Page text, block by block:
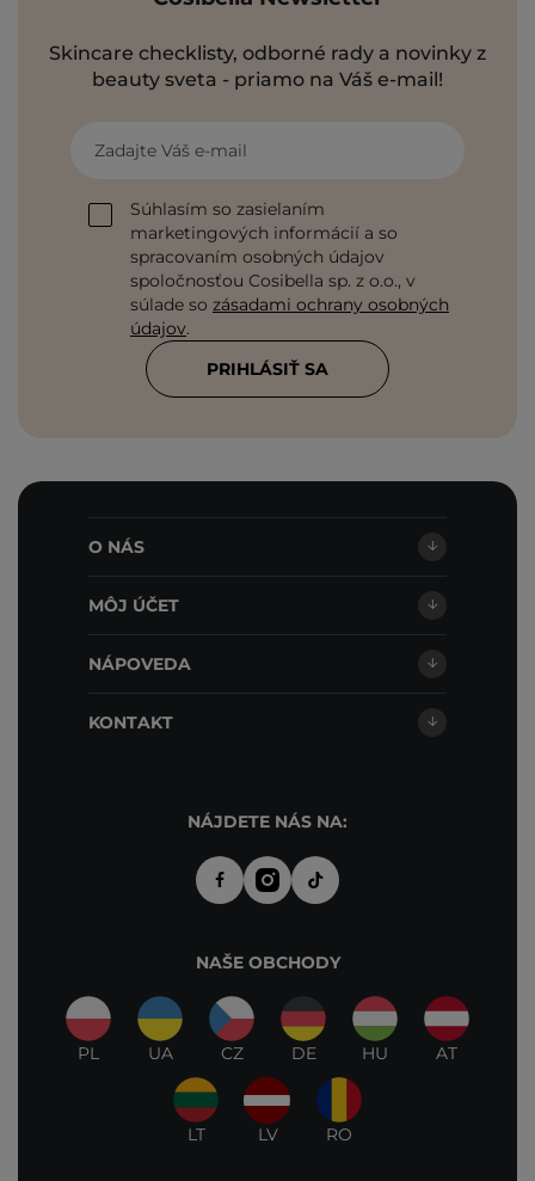
Skincare checklisty, odborné rady a novinky z
beauty sveta - priamo na Váš e-mail!
Zadajte Váš e-mail
Súhlasím so zasielaním
marketingových informácií a so
spracovaním osobných údajov
spoločnosťou Cosibella sp. z o.o., v
súlade so zásadami ochrany osobných
údajov.
PRIHLÁSIŤ SA
O NÁS
MÔJ ÚČET
NÁPOVEDA
KONTAKT
NÁJDETE NÁS NA:
NAŠE OBCHODY
PL UA CZ DE HU AT
LT LV RO